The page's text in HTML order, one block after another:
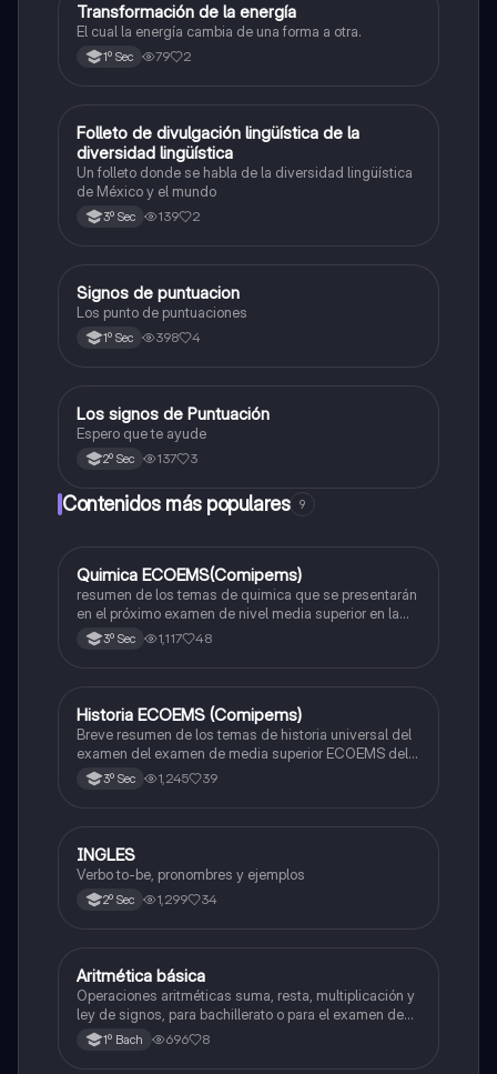
Español
Transformación de la energía
El cual la energía cambia de una forma a otra.
1º Sec 79 2
Español
Folleto de divulgación lingüística de la
diversidad lingüística
Un folleto donde se habla de la diversidad lingüística
de México y el mundo
3º Sec 139 2
Español
Signos de puntuacion
Los punto de puntuaciones
1º Sec 398 4
Español
Los signos de Puntuación
Espero que te ayude
2º Sec 137 3
Contenidos más populares 9
Química
Quimica ECOEMS(Comipems)
resumen de los temas de quimica que se presentarán
en el próximo examen de nivel media superior en la
zona metropolitana de el valle de México
3º Sec 1,117 48
Historia
Historia ECOEMS (Comipems)
Breve resumen de los temas de historia universal del
examen del examen de media superior ECOEMS del
valle de México
3º Sec 1,245 39
Inglés
INGLES
Verbo to-be, pronombres y ejemplos
2º Sec 1,299 34
Matemáticas
Aritmética básica
Operaciones aritméticas suma, resta, multiplicación y
ley de signos, para bachillerato o para el examen de
admisión a la universidad
1º Bach 696 8